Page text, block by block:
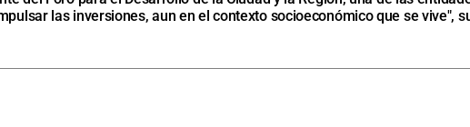
las inversiones, aun en el contexto socioeconómico que se vive",